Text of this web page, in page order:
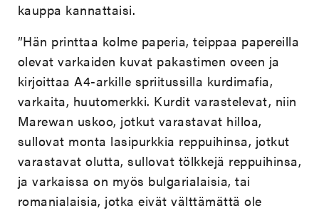
kauppa kannattaisi.
”Hän printtaa kolme paperia, teippaa papereilla
olevat varkaiden kuvat pakastimen oveen ja
kirjoittaa A4-arkille spriitussilla kurdimafia,
varkaita, huutomerkki. Kurdit varastelevat, niin
Marewan uskoo, jotkut varastavat hilloa,
sullovat monta lasipurkkia reppuihinsa, jotkut
varastavat olutta, sullovat tölkkejä reppuihinsa,
ja varkaissa on myös bulgarialaisia, tai
romanialaisia, jotka eivät välttämättä ole